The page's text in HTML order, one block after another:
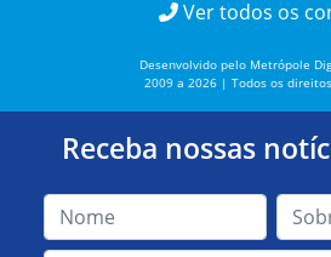
Ver todos os
Desenvolvido pelo Metrópole
2009 a 2026 | Todos os
Receba nossas